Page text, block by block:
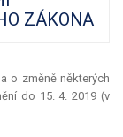
ZÁKONA
o změně některých
do 15. 4. 2019 (v